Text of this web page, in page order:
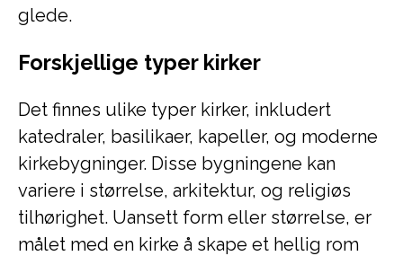
glede.
Forskjellige typer kirker
Det finnes ulike typer kirker, inkludert
katedraler, basilikaer, kapeller, og moderne
kirkebygninger. Disse bygningene kan
variere i størrelse, arkitektur, og religiøs
tilhørighet. Uansett form eller størrelse, er
målet med en kirke å skape et hellig rom